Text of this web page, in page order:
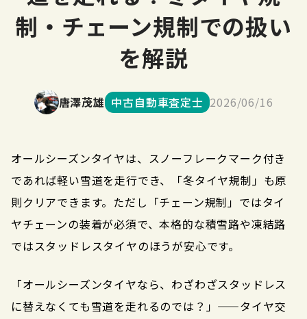
制・チェーン規制での扱い
を解説
唐澤茂雄 中古自動車査定士 2026/06/16
オールシーズンタイヤは、スノーフレークマーク付き
であれば軽い雪道を走行でき、「冬タイヤ規制」も原
則クリアできます。ただし「チェーン規制」ではタイ
ヤチェーンの装着が必須で、本格的な積雪路や凍結路
ではスタッドレスタイヤのほうが安心です。
「オールシーズンタイヤなら、わざわざスタッドレス
に替えなくても雪道を走れるのでは？」——タイヤ交